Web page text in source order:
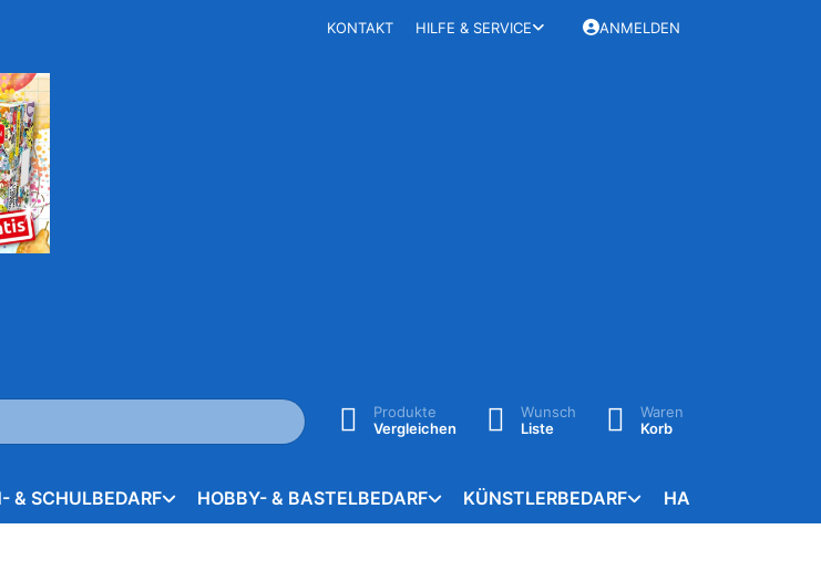
KONTAKT HILFE & SERVICE ANMELDEN
Produkte
Vergleichen
Wunsch
Liste
Waren
Korb
& SCHULBEDARF HOBBY- & BASTELBEDARF KÜNSTLERBEDARF